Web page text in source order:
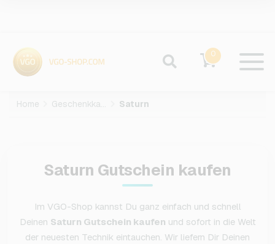
0
Home Geschenkkarten Saturn
Saturn Gutschein kaufen
Im VGO-Shop kannst Du ganz einfach und schnell
Deinen Saturn Gutschein kaufen und sofort in die Welt
der neuesten Technik eintauchen. Wir liefern Dir Deinen